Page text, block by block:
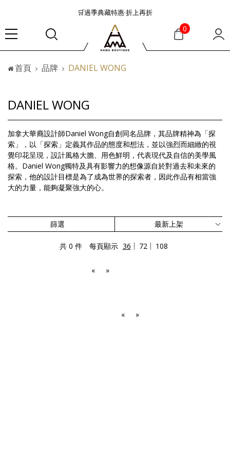
🛒過季典藏特惠·折上再折
👜大容量包款美學從不只是收納
『折扣』降臨，將時髦夏季全部收藏
🟤「萬元初」入手HEREU小眾靜奢品牌包款
🟤TODS的義大利經典美學超越了短暫流行
『折扣』降臨，將時髦夏季全部收藏
🟤「萬元初」入手HEREU小眾靜奢品牌包款
0
首頁 品牌 DANIEL WONG
DANIEL WONG
加拿大華裔設計師Daniel Wong自創同名品牌，其品牌精神為「探
索」，以「探索」定義其作品的態度和想法，並以強烈而細緻的視
覺印花呈現，設計風格大膽、用色鮮明，代表現代及自信的美學風
格。Daniel Wong獨特及具有影響力的想像源自於對過去和未來的
探索，他的設計目標是為了成為世界的探索者，因此作品有相當強
大的力量，能夠凝聚強大的心。
篩選
共 0 件 每頁顯示 36 72 108
« »
« »